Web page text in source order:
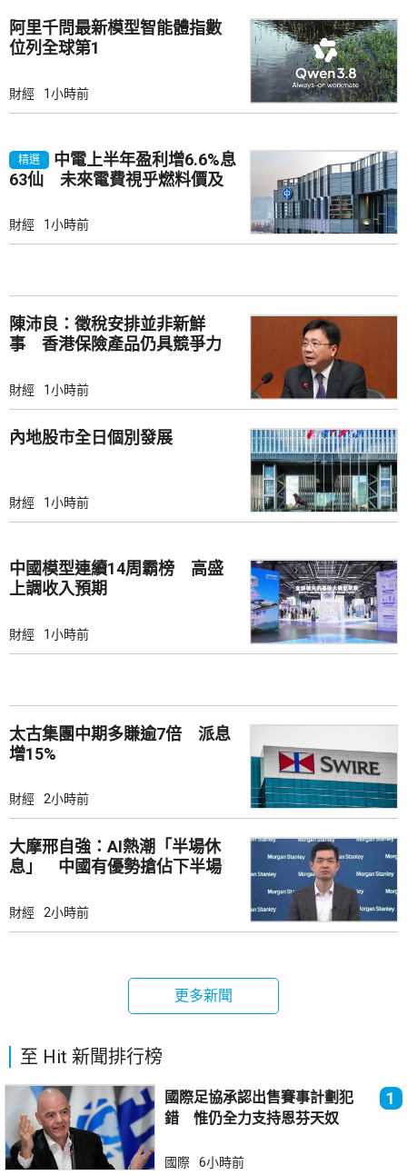
阿里千問最新模型智能體指數
位列全球第1
財經 1小時前
精選
中電上半年盈利增6.6%息
63仙 未來電費視乎燃料價及
財經 1小時前
陳沛良：徵稅安排並非新鮮
事 香港保險產品仍具競爭力
財經 1小時前
內地股市全日個別發展
財經 1小時前
中國模型連續14周霸榜 高盛
上調收入預期
財經 1小時前
太古集團中期多賺逾7倍 派息
增15%
財經 2小時前
大摩邢自強：AI熱潮「半場休
息」 中國有優勢搶佔下半場
財經 2小時前
更多新聞
至 Hit 新聞排行榜
國際足協承認出售賽事計劃犯
錯 惟仍全力支持恩芬天奴
1
國際 6小時前